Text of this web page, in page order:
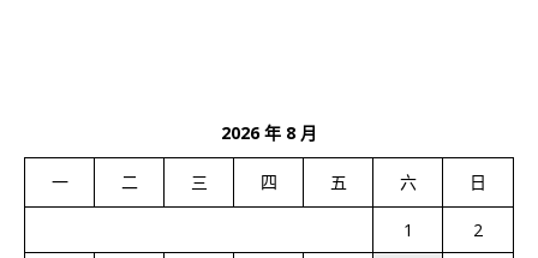
2026 年 8 月
一 二 三 四 五 六 日
1
2